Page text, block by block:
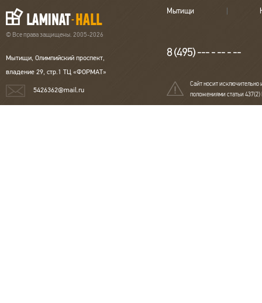
© Все права защищены. 2005-2026
Мытищи, Олимпийский проспект,
владение 29, стр.1 ТЦ «ФОРМАТ»
5426362@mail.ru
Мытищи
8 (495) --- - -- - --
Сайт носит исключительно
положениями статьи